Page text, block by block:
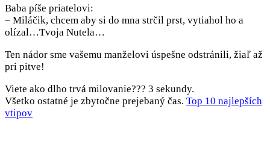
Baba píše priatelovi:
– Miláčik, chcem aby si do mna strčil prst, vytiahol ho a
olízal…Tvoja Nutela…
Ten nádor sme vašemu manželovi úspešne odstránili, žiaľ až
pri pitve!
Viete ako dlho trvá milovanie??? 3 sekundy.
Všetko ostatné je zbytočne prejebaný čas. Top 10 najlepších
vtipov